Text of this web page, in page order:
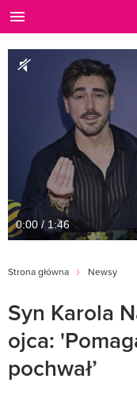
0:00 / 1:46
Strona główna Newsy
Syn Karola
ojca:
pochwał’